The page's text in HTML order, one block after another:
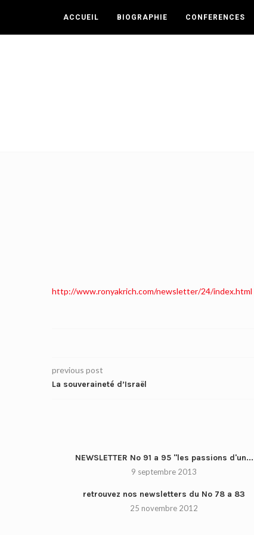
ACCUEIL BIOGRAPHIE CONFERENCES
http://www.ronyakrich.com/newsletter/24/index.html
previous post
La souveraineté d’Israël
NEWSLETTER No 91 a 95 "les passions d'un...
9 septembre 2013
retrouvez nos newsletters du No 78 a 83
25 novembre 2012